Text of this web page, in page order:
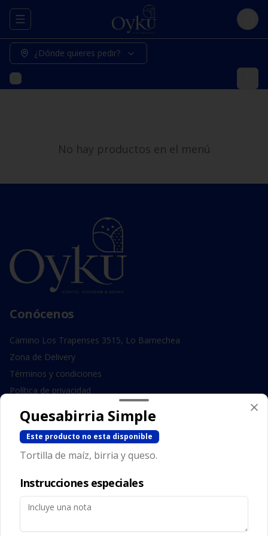
Abrir menu de navegación Login
¿Dónde quieres pedir?
No hay productos en el menú
Conócenos
Camino Los Trapenses 3515, Lo Barnechea
Zona de Delivery
Términos y condiciones
Política de privacidad
Redes sociales
Instagram
Facebook
Mi cuenta
Quesabirria Simple
Este producto no esta disponible
Tortilla de maíz, birria y queso.
Instrucciones especiales